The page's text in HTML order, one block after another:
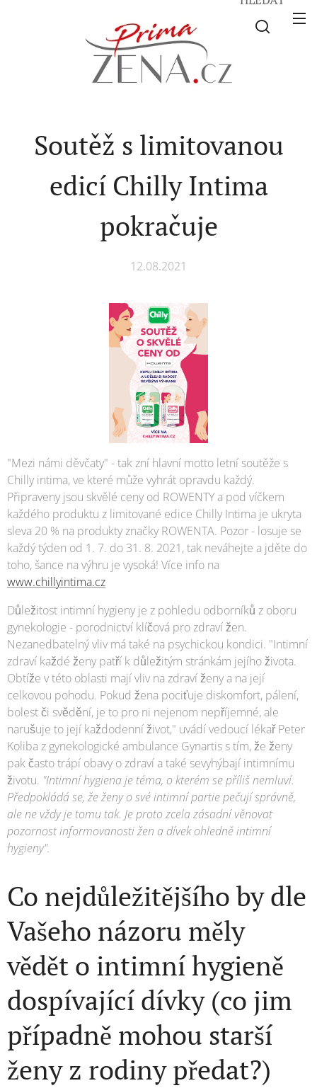
Soutěž s limitovanou
edicí Chilly Intima
pokračuje
12.08.2021
"Mezi námi děvčaty" - tak zní hlavní motto letní soutěže s
Chilly intima, ve které může vyhrát opravdu každý.
Připraveny jsou skvělé ceny od ROWENTY a pod víčkem
každého produktu z limitované edice Chilly Intima je ukryta
sleva 20 % na produkty značky ROWENTA. Pozor - losuje se
každý týden od 1. 7. do 31. 8. 2021, tak neváhejte a jděte do
toho, šance na výhru je vysoká! Více info na
www.chillyintima.cz
Důležitost intimní hygieny je z pohledu odborníků z oboru
gynekologie - porodnictví klíčová pro zdraví žen.
Nezanedbatelný vliv má také na psychickou kondici. "Intimní
zdraví každé ženy patří k důležitým stránkám jejího života.
Obtíže v této oblasti mají vliv na zdraví ženy a na její
celkovou pohodu. Pokud žena pociťuje diskomfort, pálení,
bolest či svědění, je to pro ni nejenom nepříjemné, ale
narušuje to její každodenní život," uvádí vedoucí lékař Peter
Koliba z gynekologické ambulance Gynartis s tím, že ženy
pak často trápí obavy o zdraví a také sevyhýbají intimnímu
životu. "Intimní hygiena je téma, o kterém se příliš nemluví.
Předpokládá se, že ženy o své intimní partie pečují správně,
ale ne vždy je tomu tak. Je proto zcela zásadní věnovat
pozornost informovanosti žen a dívek ohledně intimní
hygieny".
Co nejdůležitějšího by dle
Vašeho názoru měly
vědět o intimní hygieně
dospívající dívky (co jim
případně mohou starší
ženy z rodiny předat?)